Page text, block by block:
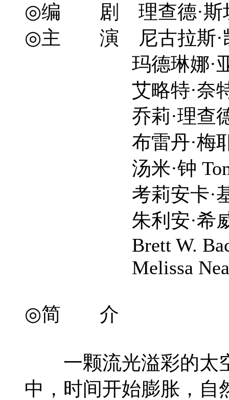
◎编 剧 理查德·斯坦利
◎主 演 尼古拉斯·凯
玛德琳娜·亚瑟
艾略特·奈特
乔莉·理查德森
布雷丹·梅耶尔
汤米·钟
考莉安卡·基尔
朱利安·希威德
Brett W.
Melissa
◎简 介
一颗流光溢彩的太空
中，时间开始膨胀，自